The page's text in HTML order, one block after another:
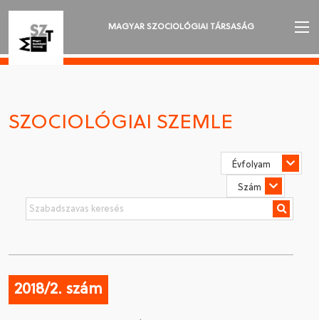
MAGYAR SZOCIOLÓGIAI TÁRSASÁG
SZOCIOLÓGIAI SZEMLE
SZOCIOLÓGIAI SZEMLE
2018/2. szám